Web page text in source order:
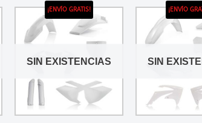
SIN EXISTENCIAS
¡ENVÍO GRATIS!
SIN
¡ENVÍO